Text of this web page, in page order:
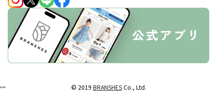
© 2019 BRANSHESCo., Ltd.
""